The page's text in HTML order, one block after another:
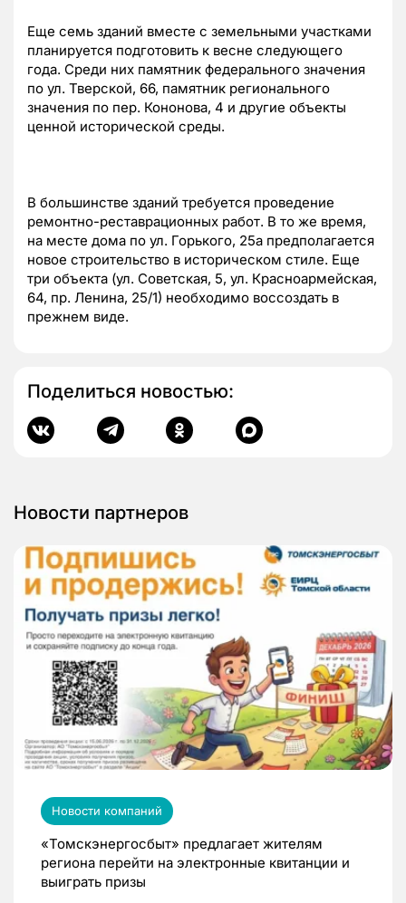
Еще семь зданий вместе с земельными участками
планируется подготовить к весне следующего
года. Среди них памятник федерального значения
по ул. Тверской, 66, памятник регионального
значения по пер. Кононова, 4 и другие объекты
ценной исторической среды.
В большинстве зданий требуется проведение
ремонтно-реставрационных работ. В то же время,
на месте дома по ул. Горького, 25а предполагается
новое строительство в историческом стиле. Еще
три объекта (ул. Советская, 5, ул. Красноармейская,
64, пр. Ленина, 25/1) необходимо воссоздать в
прежнем виде.
Поделиться новостью:
Новости партнеров
Новости компаний
«Томскэнергосбыт» предлагает жителям
региона перейти на электронные квитанции и
выиграть призы